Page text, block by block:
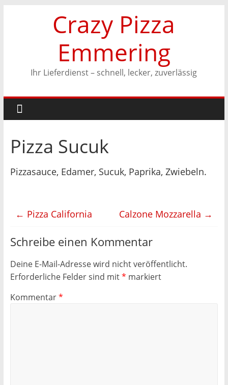
Crazy Pizza
Emmering
Ihr Lieferdienst – schnell, lecker, zuverlässig
Pizza Sucuk
Pizzasauce, Edamer, Sucuk, Paprika, Zwiebeln.
← Pizza California Calzone Mozzarella →
Schreibe einen Kommentar
Deine E-Mail-Adresse wird nicht veröffentlicht.
Erforderliche Felder sind mit* markiert
Kommentar*